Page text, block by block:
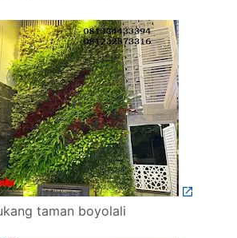
taman boyolali